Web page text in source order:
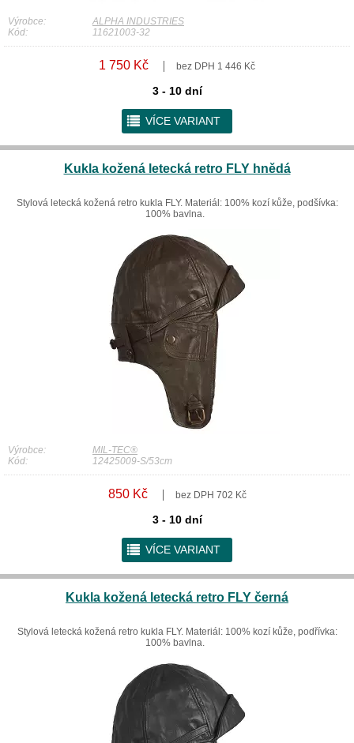
Výrobce:
ALPHA INDUSTRIES
Kód:
11621003-32
1 750 Kč bez DPH 1 446 Kč
3 - 10 dní
r VÍCE VARIANT
Kukla kožená letecká retro FLY hnědá
Stylová letecká kožená retro kukla FLY. Materiál: 100% kozí kůže, podšívka:
100% bavlna.
Výrobce:
MIL-TEC®
Kód:
12425009-S/53cm
850 Kč bez DPH 702 Kč
3 - 10 dní
r VÍCE VARIANT
Kukla kožená letecká retro FLY černá
Stylová letecká kožená retro kukla FLY. Materiál: 100% kozí kůže, podřívka:
100% bavlna.